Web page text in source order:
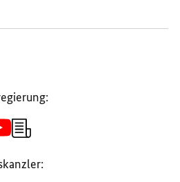
Zum
YouTube-
Bundesregierung
Anmeldung